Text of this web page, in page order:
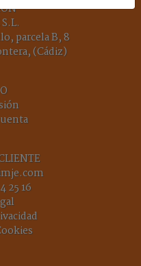
parcela B, 8
(Cádiz)
25 16